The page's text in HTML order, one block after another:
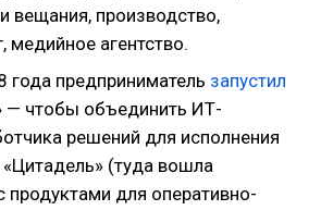
вещания, производство,
медийное агентство.
года предприниматель запустил
— чтобы объединить ИТ-
решений для исполнения
(туда вошла
продуктами для оперативно-